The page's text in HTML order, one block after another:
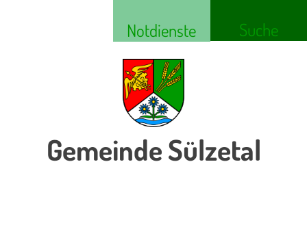
Notdienste Suche
Gemeinde Sülzetal